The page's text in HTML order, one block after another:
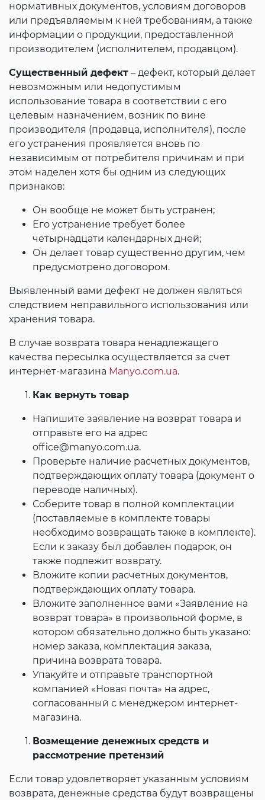
нормативных документов, условиям договоров
или предъявляемым к ней требованиям, а также
информации о продукции, предоставленной
производителем (исполнителем, продавцом).
Существенный дефект – дефект, который делает
невозможным или недопустимым
использование товара в соответствии с его
целевым назначением, возник по вине
производителя (продавца, исполнителя), после
его устранения проявляется вновь по
независимым от потребителя причинам и при
этом наделен хотя бы одним из следующих
признаков:
Он вообще не может быть устранен;
Его устранение требует более
четырнадцати календарных дней;
Он делает товар существенно другим, чем
предусмотрено договором.
Выявленный вами дефект не должен являться
следствием неправильного использования или
хранения товара.
В случае возврата товара ненадлежащего
качества пересылка осуществляется за счет
интернет-магазина Manyo.com.ua.
Как вернуть товар
Напишите заявление на возврат товара и
отправьте его на адрес
office@manyo.com.ua.
Проверьте наличие расчетных документов,
подтверждающих оплату товара (документ о
переводе наличных).
Соберите товар в полной комплектации
(поставляемые в комплекте товары
необходимо возвращать также в комплекте).
Если к заказу был добавлен подарок, он
также подлежит возврату.
Вложите копии расчетных документов,
подтверждающих оплату товара.
Вложите заполненное вами «Заявление на
возврат товара» в произвольной форме, в
котором обязательно должно быть указано:
номер заказа, комплектация заказа,
причина возврата товара.
Упакуйте и отправьте транспортной
компанией «Новая почта» на адрес,
согласованный с менеджером интернет-
магазина.
Возмещение денежных средств и
рассмотрение претензий
Если товар удовлетворяет указанным условиям
возврата, денежные средства будут возвращены